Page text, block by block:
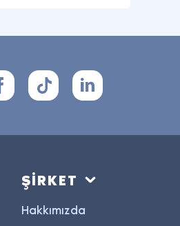
ŞİRKET
Hakkımızda